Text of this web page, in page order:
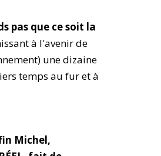
pas que ce soit la
à l'avenir de
une dizaine
temps au fur et à
Michel,